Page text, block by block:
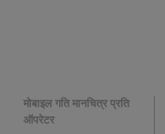
मोबाइल गति मानचित्र प्रति
ऑपरेटर